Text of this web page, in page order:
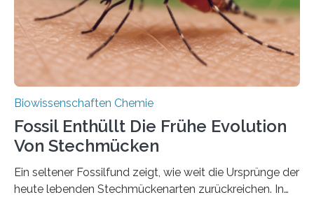
mit scheibenförmiger Gestalt. Was auffällig ist: Die
nächsten…
Biowissenschaften Chemie
Fossil Enthüllt Die Frühe Evolution
Von Stechmücken
Ein seltener Fossilfund zeigt, wie weit die Ursprünge der
heute lebenden Stechmückenarten zurückreichen. In